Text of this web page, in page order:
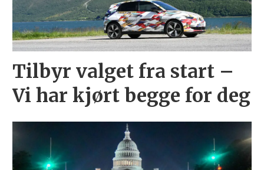
Tilbyr valget fra start –
Vi har kjørt begge for deg